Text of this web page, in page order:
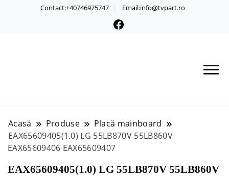
Contact:+40746975747 Email:info@tvpart.ro
Acasă Produse
Placă mainboard
EAX65609405(1.0) LG 55LB870V 55LB860V
EAX65609406 EAX65609407
EAX65609405(1.0) LG 55LB870V 55LB860V